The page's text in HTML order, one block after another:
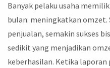
Banyak pelaku usaha
bulan: meningkatkan omzet.
penjualan, semakin sukses
sedikit yang menjadikan
keberhasilan. Ketika laporan